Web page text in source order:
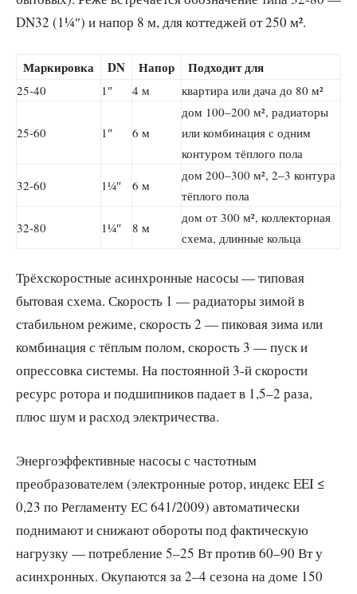
DN32 (1¼″) и напор 8 м, для коттеджей от 250 м².
Маркировка DN Напор Подходит для
25-40 1″ 4 м квартира или дача до 80 м²
25-60 1″ 6 м
дом 100–200 м², радиаторы
или комбинация с одним
контуром тёплого пола
32-60
1¼″ 6 м
дом 200–300 м², 2–3 контура
тёплого пола
32-80
1¼″ 8 м
дом от 300 м², коллекторная
схема, длинные кольца
Трёхскоростные асинхронные насосы — типовая
бытовая схема. Скорость 1 — радиаторы зимой в
стабильном режиме, скорость 2 — пиковая зима или
комбинация с тёплым полом, скорость 3 — пуск и
опрессовка системы. На постоянной 3-й скорости
ресурс ротора и подшипников падает в 1,5–2 раза,
плюс шум и расход электричества.
Энергоэффективные насосы с частотным
преобразователем (электронные ротор, индекс EEI ≤
0,23 по Регламенту ЕС 641/2009) автоматически
поднимают и снижают обороты под фактическую
нагрузку — потребление 5–25 Вт против 60–90 Вт у
асинхронных. Окупаются за 2–4 сезона на доме 150